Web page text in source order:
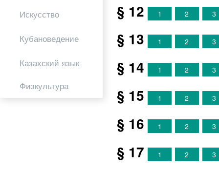
Искусство
Кубановедение
Казахский язык
Физкультура
§ 12 1 2 3
§ 13 1 2 3
§ 14 1 2 3
§ 15 1 2 3
§ 16 1 2 3
§ 17 1 2 3